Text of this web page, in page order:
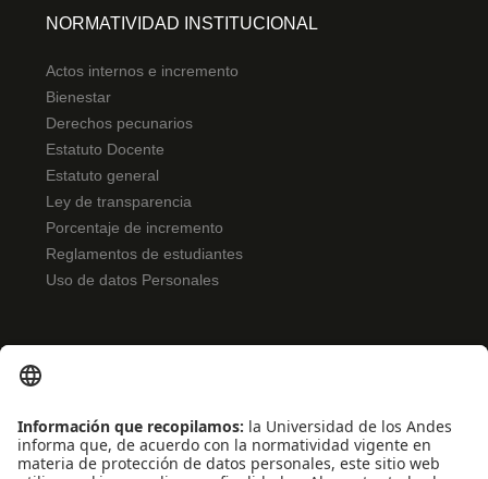
NORMATIVIDAD INSTITUCIONAL
Actos internos e incremento
Bienestar
Derechos pecunarios
Estatuto Docente
Estatuto general
Ley de transparencia
Porcentaje de incremento
Reglamentos de estudiantes
Uso de datos Personales
Noticias
Eventos
Profesores